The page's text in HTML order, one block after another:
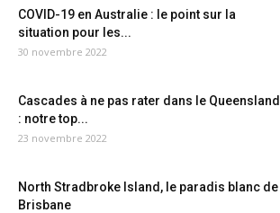
COVID-19 en Australie : le point sur la
situation pour les...
30 novembre 2022
Cascades à ne pas rater dans le Queensland
: notre top...
23 novembre 2022
North Stradbroke Island, le paradis blanc de
Brisbane